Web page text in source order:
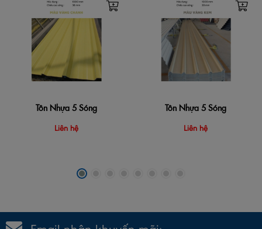
Tôn Nhựa 5 Sóng
Liên hệ
Tôn Nhựa 5 Sóng
Liên hệ